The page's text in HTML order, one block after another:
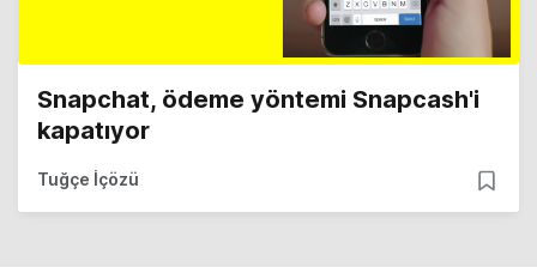
Snapchat, ödeme yöntemi Snapcash'i
kapatıyor
Tuğçe İçözü